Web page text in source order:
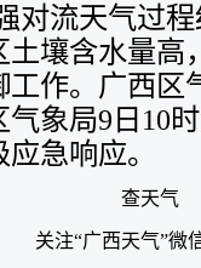
对流天气过
土壤含水量高
作。广西区
气象局9日10
急响应。
查天气
关注“广西天气”微